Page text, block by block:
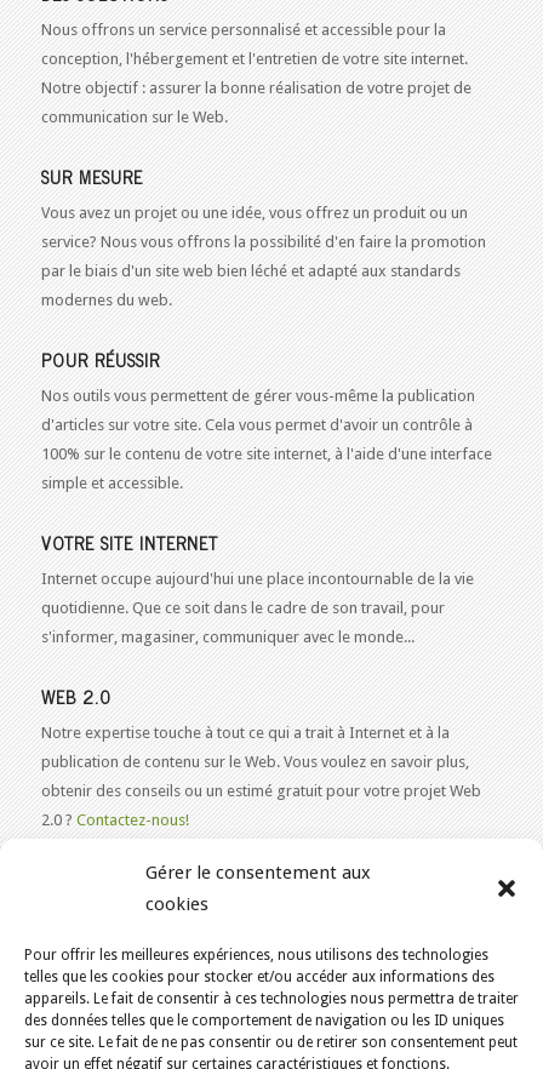
Gérer le consentement aux
cookies
Pour offrir les meilleures expériences, nous utilisons des technologies
telles que les cookies pour stocker et/ou accéder aux informations des
appareils. Le fait de consentir à ces technologies nous permettra de traiter
des données telles que le comportement de navigation ou les ID uniques
sur ce site. Le fait de ne pas consentir ou de retirer son consentement peut
avoir un effet négatif sur certaines caractéristiques et fonctions.
Nous offrons un service personnalisé et accessible pour la
conception, l'hébergement et l'entretien de votre site internet.
Notre objectif : assurer la bonne réalisation de votre projet de
communication sur le Web.
SUR MESURE
Vous avez un projet ou une idée, vous offrez un produit ou un
service? Nous vous offrons la possibilité d'en faire la promotion
par le biais d'un site web bien léché et adapté aux standards
modernes du web.
POUR RÉUSSIR
Nos outils vous permettent de gérer vous-même la publication
d'articles sur votre site. Cela vous permet d'avoir un contrôle à
100% sur le contenu de votre site internet, à l'aide d'une interface
simple et accessible.
VOTRE SITE INTERNET
Internet occupe aujourd'hui une place incontournable de la vie
quotidienne. Que ce soit dans le cadre de son travail, pour
s'informer, magasiner, communiquer avec le monde...
WEB 2.0
Notre expertise touche à tout ce qui a trait à Internet et à la
publication de contenu sur le Web. Vous voulez en savoir plus,
obtenir des conseils ou un estimé gratuit pour votre projet Web
2.0 ? Contactez-nous!
VOUS ÊTES ICI : ACCUEIL / BLOGUE /
ÉDUCATION RELATIVE À L'ENVIRONNEMEN
KAJOOM.CA- SERVICES INTERNET